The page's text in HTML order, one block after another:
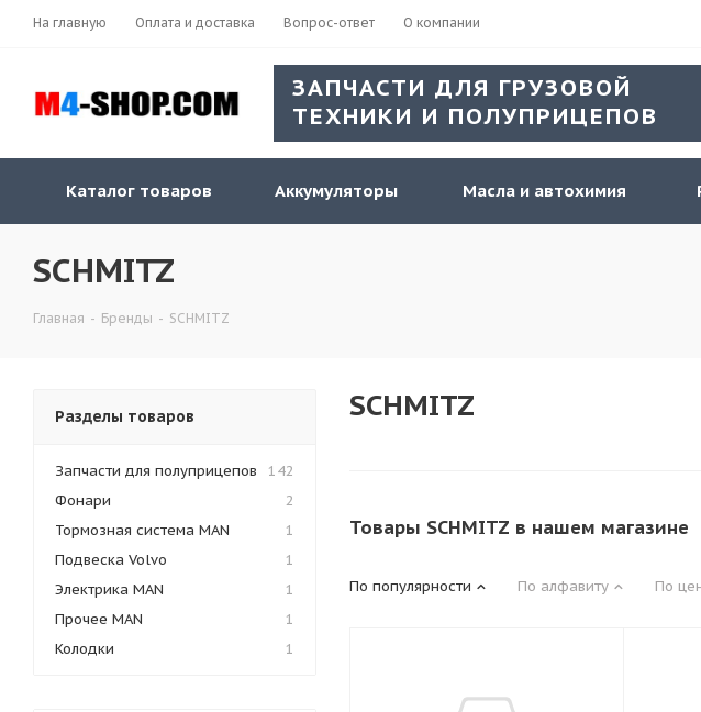
На главную Оплата и доставка Вопрос-ответ О компании
ЗАПЧАСТИ ДЛЯ ГРУЗОВОЙ
ТЕХНИКИ И ПОЛУПРИЦЕПОВ
Каталог товаров Аккумуляторы Масла и автохимия
SCHMITZ
Главная - Бренды - SCHMITZ
SCHMITZ
Товары SCHMITZ в нашем магазине
По популярности По алфавиту По
Разделы товаров
Запчасти для полуприцепов
142
Фонари
2
Тормозная система MAN
1
Подвеска Volvo
1
Электрика MAN
1
Прочее MAN
1
Колодки
1